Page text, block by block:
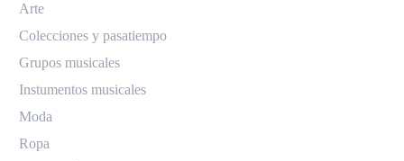
Arte
Colecciones y pasatiempo
Grupos musicales
Instumentos musicales
Moda
Ropa